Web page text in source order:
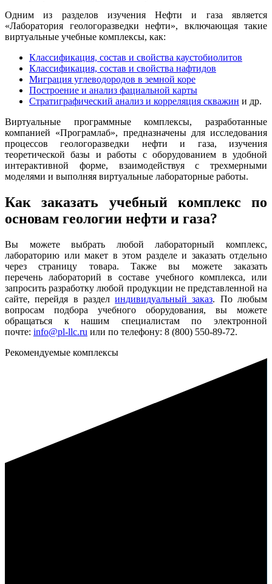
Одним из разделов изучения Нефти и газа является
«Лаборатория геологоразведки нефти», включающая такие
виртуальные учебные комплексы, как:
Классификация, состав и свойства каустобиолитов
Классификация, состав и свойства нафтидов
Миграция углеводородов в земной коре
Построение и анализ фациальной карты
Стратиграфический анализ и корреляция скважин и др.
Виртуальные программные комплексы, разработанные
компанией «Програмлаб», предназначены для исследования
процессов геологоразведки нефти и газа, изучения
теоретической базы и работы с оборудованием в удобной
интерактивной форме, взаимодействуя с трехмерными
моделями и выполняя виртуальные лабораторные работы.
Как заказать учебный комплекс по
основам геологии нефти и газа?
Вы можете выбрать любой лабораторный комплекс,
лабораторию или макет в этом разделе и заказать отдельно
через страницу товара. Также вы можете заказать
перечень лабораторий в составе учебного комплекса, или
запросить разработку любой продукции не представленной на
сайте, перейдя в разделиндивидуальный заказ. По любым
вопросам подбора учебного оборудования, вы можете
обращаться к нашим специалистам по электронной
почте: info@pl-llc.ru или по телефону: 8 (800) 550-89-72.
Рекомендуемые комплексы